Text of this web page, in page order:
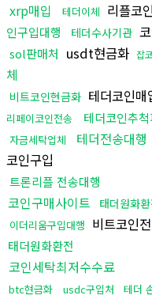
xrp매입 테더이체 리플코
인구입대행
테더수사기관
sol판매처 usdt현금화 잡
체
비트코인현금화 테더코인매
리페이코인전송
테더코인추
자금세탁업체 테더전송대행
코인구입
트론리플 전송대행
코인구매사이트 태더원화
이더리움구입대행 비트코인
태더원화환전
코인세탁최저수수료
btc현금화 usdc구입처 테더